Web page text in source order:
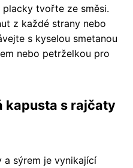
tvořte ze směsi.
z každé strany nebo
s kyselou smetanou
nebo petrželkou pro
kapusta s rajčaty
a sýrem je vynikající